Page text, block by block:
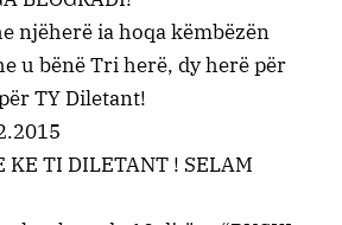
njëherë ia hoqa këmbëzën
u bënë Tri herë, dy herë për
TY Diletant!
KE TI DILETANT ! SELAM